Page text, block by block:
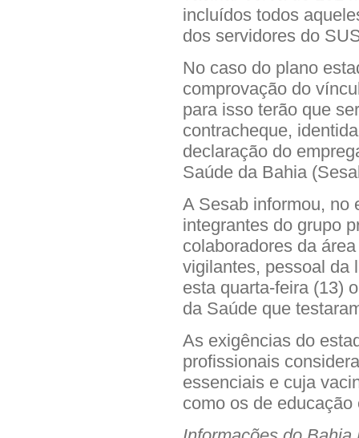
incluídos todos
dos servidores do
No caso do plano
comprovação do
para isso terão que
contracheque,
declaração do
Saúde da Bahia
A Sesab informou, no
integrantes do grupo
colaboradores da
vigilantes, pessoal da
esta quarta-feira (13)
da Saúde que
As exigências do
profissionais
essenciais e cuja
como os de